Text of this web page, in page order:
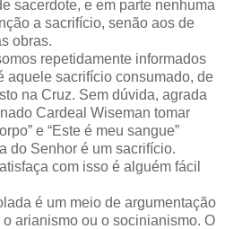
sacerdote, e em parte nenhuma
a sacrifício, senão aos de
obras.
repetidamente informados
aquele sacrifício consumado, de
na Cruz. Sem dúvida, agrada
Cardeal Wiseman tomar
e “Este é meu sangue”
do Senhor é um sacrifício.
com isso é alguém fácil
é um meio de argumentação
arianismo ou o socinianismo. O